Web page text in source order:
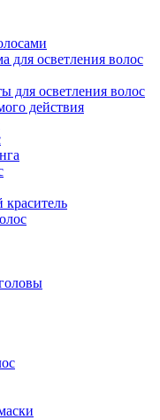
для осветления волос
для осветления волос
действия